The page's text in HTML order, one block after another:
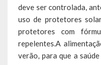
Cultura e Turismo
Calendário de Eventos
Galeria de Fotos
deve ser controlada,
uso de protetores
protetores com
repelentes.A
verão, para que a